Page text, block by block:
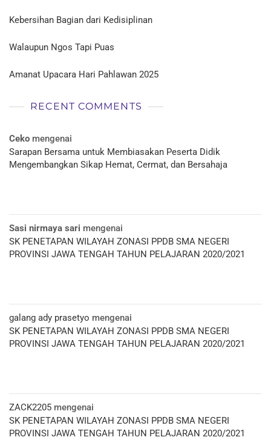
Kebersihan Bagian dari Kedisiplinan
Walaupun Ngos Tapi Puas
Amanat Upacara Hari Pahlawan 2025
RECENT COMMENTS
Ceko mengenai
Sarapan Bersama untuk Membiasakan Peserta Didik
Mengembangkan Sikap Hemat, Cermat, dan Bersahaja
Sasi nirmaya sari mengenai
SK PENETAPAN WILAYAH ZONASI PPDB SMA NEGERI
PROVINSI JAWA TENGAH TAHUN PELAJARAN 2020/2021
galang ady prasetyo mengenai
SK PENETAPAN WILAYAH ZONASI PPDB SMA NEGERI
PROVINSI JAWA TENGAH TAHUN PELAJARAN 2020/2021
ZACK2205 mengenai
SK PENETAPAN WILAYAH ZONASI PPDB SMA NEGERI
PROVINSI JAWA TENGAH TAHUN PELAJARAN 2020/2021